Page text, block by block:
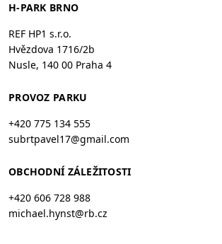
H-PARK BRNO
REF HP1 s.r.o.
Hvězdova 1716/2b
Nusle, 140 00 Praha 4
PROVOZ PARKU
+420 775 134 555
subrtpavel17@gmail.com
OBCHODNÍ ZÁLEŽITOSTI
+420 606 728 988
michael.hynst@rb.cz